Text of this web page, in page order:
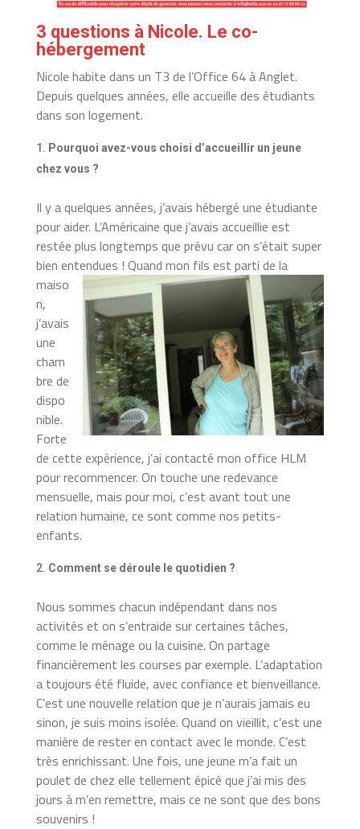
3 questions à Nicole. Le co-
hébergement
Nicole habite dans un T3 de l’Office 64 à Anglet.
Depuis quelques années, elle accueille des étudiants
dans son logement.
Pourquoi avez-vous choisi d’accueillir un jeune
chez vous ?
Il y a quelques années, j’avais hébergé une étudiante
pour aider. L’Américaine que j’avais accueillie est
restée plus longtemps que prévu car on s’était super
bien entendues ! Quand mon fils est parti de la
maiso
n,
j’avais
une
cham
bre de
dispo
nible.
Forte
de cette expérience, j’ai contacté mon office HLM
pour recommencer. On touche une redevance
mensuelle, mais pour moi, c’est avant tout une
relation humaine, ce sont comme nos petits-
enfants.
Comment se déroule le quotidien ?
Nous sommes chacun indépendant dans nos
activités et on s’entraide sur certaines tâches,
comme le ménage ou la cuisine. On partage
financièrement les courses par exemple. L’adaptation
a toujours été fluide, avec confiance et bienveillance.
C’est une nouvelle relation que je n’aurais jamais eu
sinon, je suis moins isolée. Quand on vieillit, c’est une
manière de rester en contact avec le monde. C’est
très enrichissant. Une fois, une jeune m’a fait un
poulet de chez elle tellement épicé que j’ai mis des
jours à m’en remettre, mais ce ne sont que des bons
souvenirs !